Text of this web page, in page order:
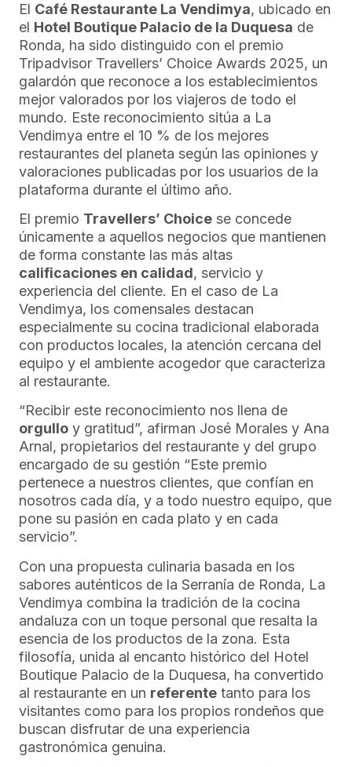
El Café Restaurante La Vendimya, ubicado en
el Hotel Boutique Palacio de la Duquesa de
Ronda, ha sido distinguido con el premio
Tripadvisor Travellers’ Choice Awards 2025, un
galardón que reconoce a los establecimientos
mejor valorados por los viajeros de todo el
mundo. Este reconocimiento sitúa a La
Vendimya entre el 10 % de los mejores
restaurantes del planeta según las opiniones y
valoraciones publicadas por los usuarios de la
plataforma durante el último año.
El premio Travellers’ Choice se concede
únicamente a aquellos negocios que mantienen
de forma constante las más altas
calificaciones en calidad, servicio y
experiencia del cliente. En el caso de La
Vendimya, los comensales destacan
especialmente su cocina tradicional elaborada
con productos locales, la atención cercana del
equipo y el ambiente acogedor que caracteriza
al restaurante.
“Recibir este reconocimiento nos llena de
orgullo y gratitud”, afirman José Morales y Ana
Arnal, propietarios del restaurante y del grupo
encargado de su gestión “Este premio
pertenece a nuestros clientes, que confían en
nosotros cada día, y a todo nuestro equipo, que
pone su pasión en cada plato y en cada
servicio”.
Con una propuesta culinaria basada en los
sabores auténticos de la Serranía de Ronda, La
Vendimya combina la tradición de la cocina
andaluza con un toque personal que resalta la
esencia de los productos de la zona. Esta
filosofía, unida al encanto histórico del Hotel
Boutique Palacio de la Duquesa, ha convertido
al restaurante en un referente tanto para los
visitantes como para los propios rondeños que
buscan disfrutar de una experiencia
gastronómica genuina.